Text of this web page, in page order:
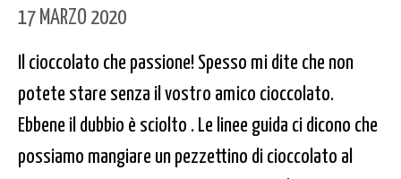
17 MARZO 2020
Il cioccolato che passione! Spesso mi dite che non
potete stare senza il vostro amico cioccolato.
Ebbene il dubbio è sciolto . Le linee guida ci dicono che
possiamo mangiare un pezzettino di cioccolato al